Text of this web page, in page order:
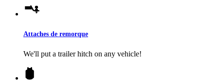
Attaches de remorque
We'll put a trailer hitch on any vehicle!